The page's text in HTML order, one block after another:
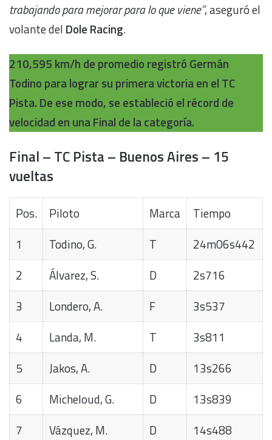
trabajando para mejorar para lo que viene”, aseguró el
volante del Dole Racing.
210,595 km/h de promedio registró Germán
Todino para lograr su primera victoria en el TC
Pista. De ese modo, se estableció el récord de
velocidad en una Final de la categoría.
Final – TC Pista – Buenos Aires – 15
vueltas
Pos. Piloto Marca
Tiempo
1
Todino, G. T
24m06s442
2
Álvarez, S. D
2s716
3
Londero, A. F
3s537
4
Landa, M. T
3s811
5
Jakos, A. D
13s266
6
Micheloud, G. D
13s839
7
Vázquez, M. D
14s488